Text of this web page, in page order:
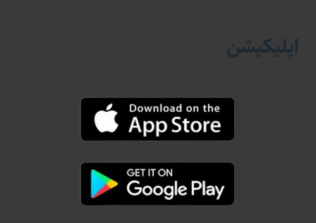
اپلیکیشن